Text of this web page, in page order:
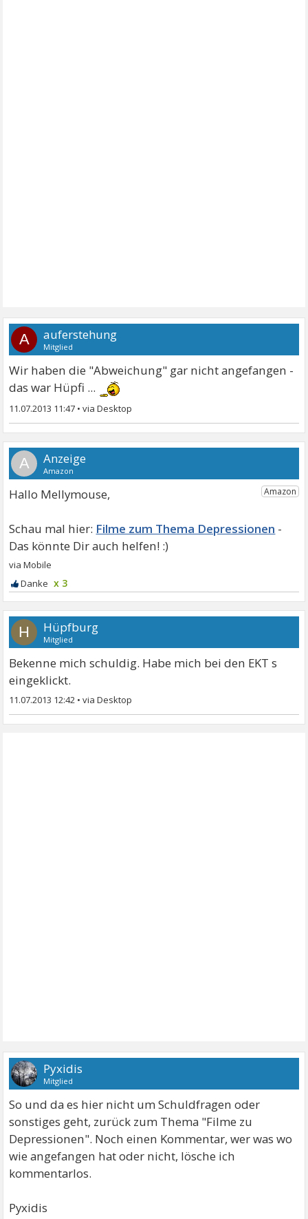
A auferstehung
Mitglied
Wir haben die "Abweichung" gar nicht angefangen -
das war Hüpfi ...
11.07.2013 11:47 •
A
Hallo Mellymouse,
Filme zum Thema Depressionen
x 3
H Hüpfburg
Mitglied
Bekenne mich schuldig. Habe mich bei den EKT s
eingeklickt.
11.07.2013 12:42 •
Pyxidis
Mitglied
So und da es hier nicht um Schuldfragen oder
sonstiges geht, zurück zum Thema "Filme zu
Depressionen". Noch einen Kommentar, wer was wo
wie angefangen hat oder nicht, lösche ich
kommentarlos.
Pyxidis